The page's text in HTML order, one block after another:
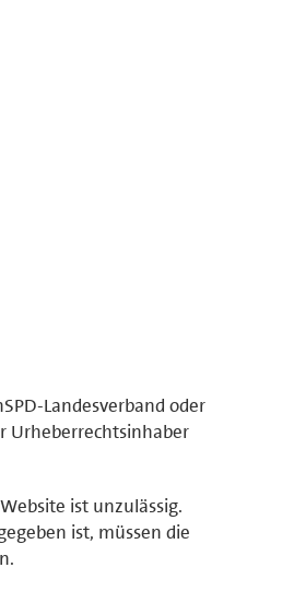
Landesverband oder
Urheberrechtsinhaber
ist unzulässig.
ist, müssen die